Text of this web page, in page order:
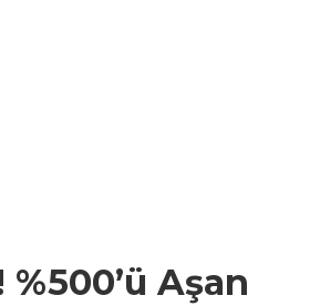
Aşan